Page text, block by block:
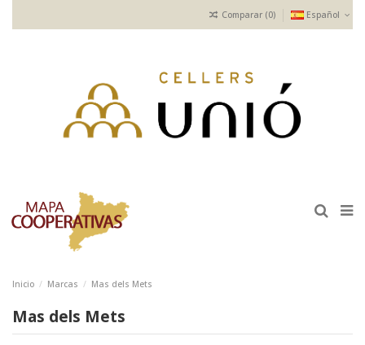
Comparar (0) Español
Inicio Marcas Mas dels Mets
Mas dels Mets